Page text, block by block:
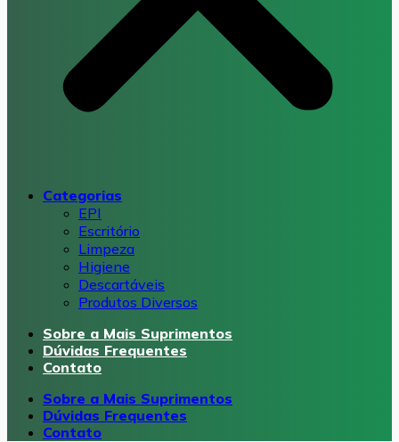
Categorias
EPI
Escritório
Limpeza
Higiene
Descartáveis
Produtos Diversos
Sobre a Mais Suprimentos
Dúvidas Frequentes
Contato
Sobre a Mais Suprimentos
Dúvidas Frequentes
Contato